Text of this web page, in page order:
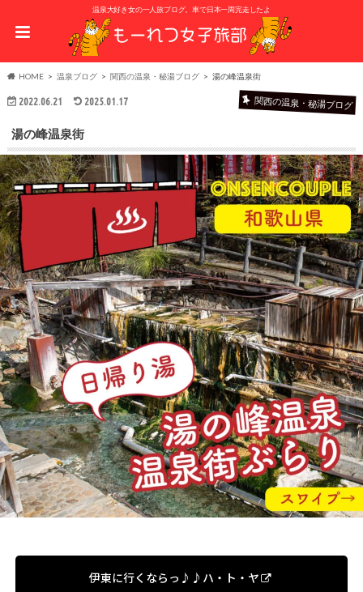
温泉大好き女の一人旅ブログ。車で日本一周完走したよ
HOME 温泉ブログ 関西の温泉・秘湯ブログ 湯の峰温泉街
2022.06.21 2025.01.17 関西の温泉・秘湯ブログ
湯の峰温泉街
伊東に行くならっ♪♪ハ・ト・ヤ